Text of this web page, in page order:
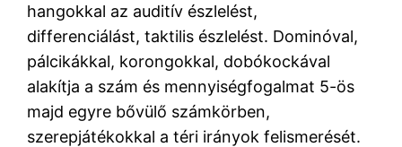
hangokkal az auditív észlelést,
differenciálást, taktilis észlelést. Dominóval,
pálcikákkal, korongokkal, dobókockával
alakítja a szám és mennyiségfogalmat 5-ös
majd egyre bővülő számkörben,
szerepjátékokkal a téri irányok felismerését.